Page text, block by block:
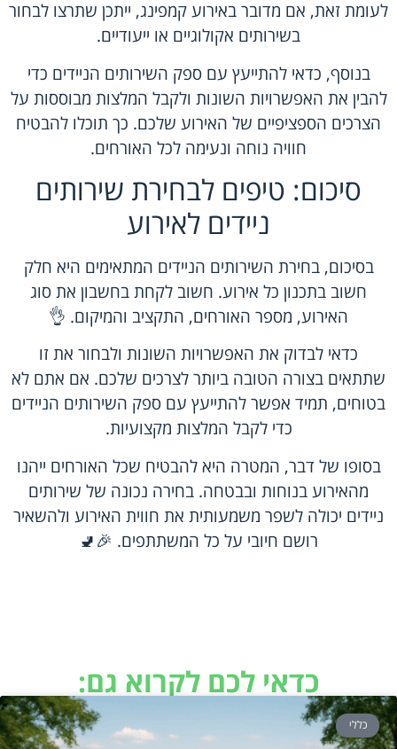
לעומת זאת, אם מדובר באירוע קמפינג, ייתכן שתרצו לבחור
בשירותים אקולוגיים או ייעודיים.
בנוסף, כדאי להתייעץ עם ספק השירותים הניידים כדי
להבין את האפשרויות השונות ולקבל המלצות מבוססות על
הצרכים הספציפיים של האירוע שלכם. כך תוכלו להבטיח
חוויה נוחה ונעימה לכל האורחים.
סיכום: טיפים לבחירת שירותים
ניידים לאירוע
בסיכום, בחירת השירותים הניידים המתאימים היא חלק
חשוב בתכנון כל אירוע. חשוב לקחת בחשבון את סוג
האירוע, מספר האורחים, התקציב והמיקום. 👌
כדאי לבדוק את האפשרויות השונות ולבחור את זו
שתתאים בצורה הטובה ביותר לצרכים שלכם. אם אתם לא
בטוחים, תמיד אפשר להתייעץ עם ספק השירותים הניידים
כדי לקבל המלצות מקצועיות.
בסופו של דבר, המטרה היא להבטיח שכל האורחים ייהנו
מהאירוע בנוחות ובבטחה. בחירה נכונה של שירותים
ניידים יכולה לשפר משמעותית את חווית האירוע ולהשאיר
רושם חיובי על כל המשתתפים. 🎉🚽
כדאי לכם לקרוא גם:
כללי